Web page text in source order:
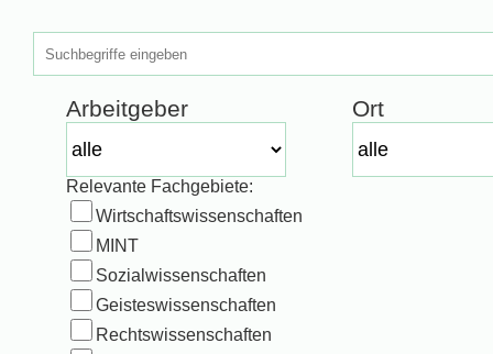
Arbeitgeber Ort
Relevante Fachgebiete:
Wirtschaftswissenschaften
MINT
Sozialwissenschaften
Geisteswissenschaften
Rechtswissenschaften